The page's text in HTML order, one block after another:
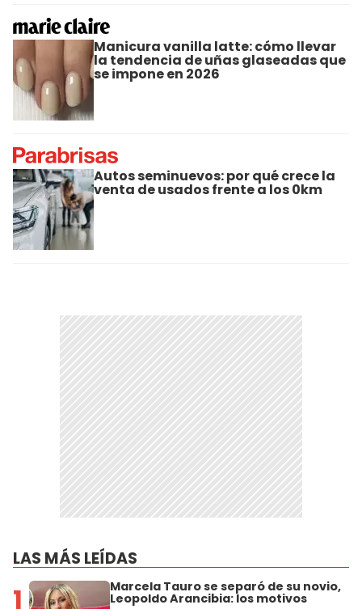
Manicura vanilla latte: cómo llevar
la tendencia de uñas glaseadas que
se impone en 2026
Autos seminuevos: por qué crece la
venta de usados frente a los 0km
LAS MÁS LEÍDAS
1 Marcela Tauro se separó de su novio,
Leopoldo Arancibia: los motivos